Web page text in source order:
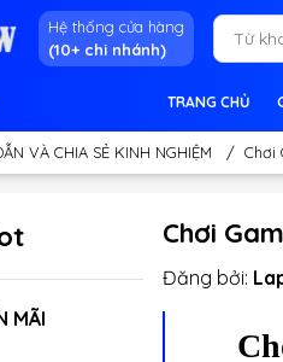
Hệ thống cửa hàng
(10+ chi nhánh)
TRANG CHỦ
VÀ CHIA SẺ KINH NGHIỆM / Chơi
Chơi
Đăng bởi:
MÃI